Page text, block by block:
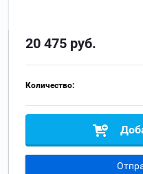
20 475 руб.
Количество: